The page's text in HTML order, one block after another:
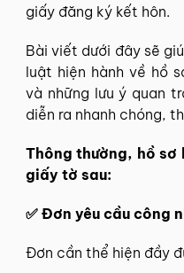
giấy đăng ký kết hôn.
Bài viết dưới đây sẽ
luật hiện hành về hồ
và những lưu ý quan
diễn ra nhanh chóng,
Thông thường, hồ sơ
giấy tờ sau:
✅ Đơn yêu cầu công
Đơn cần thể hiện đầy